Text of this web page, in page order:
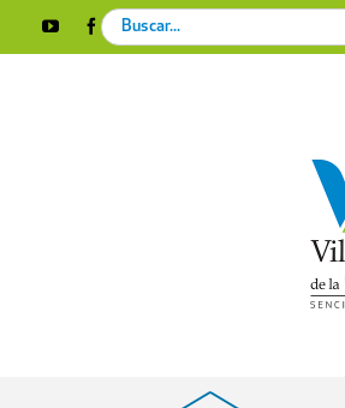
YouTubeFacebookInstagram
X
Search
for: